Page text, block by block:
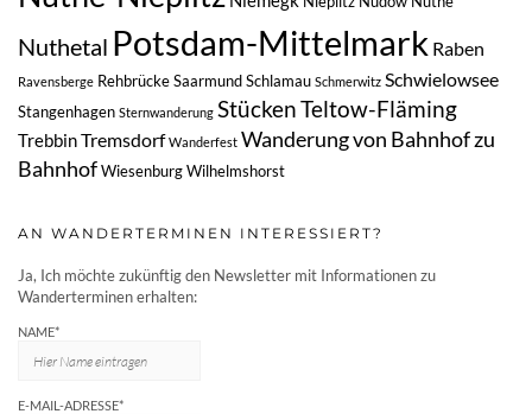
Nuthetal Potsdam-Mittelmark Raben
Ravensberge RehbrückeSaarmundSchlamau Schmerwitz Schwielowsee
Stangenhagen Sternwanderung StückenTeltow-Fläming
TrebbinTremsdorf Wanderfest Wanderung von Bahnhof zu
BahnhofWiesenburgWilhelmshorst
AN WANDERTERMINEN INTERESSIERT?
Ja, Ich möchte zukünftig den Newsletter mit Informationen zu
Wanderterminen erhalten:
NAME*
E-MAIL-ADRESSE*